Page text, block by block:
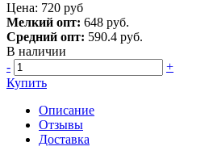
Цена: 720 руб
Мелкий опт: 648 руб.
Средний опт: 590.4 руб.
В наличии
-
+
Купить
Описание
Отзывы
Доставка